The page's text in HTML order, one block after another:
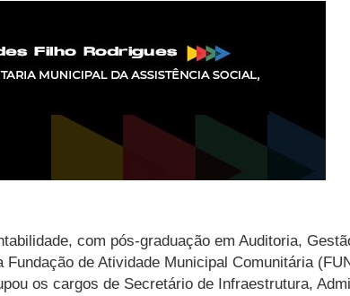
com pós-graduação em Auditoria,
Fundação de Atividade Municipal Comunitária
os cargos de Secretário de Infraestrutura,